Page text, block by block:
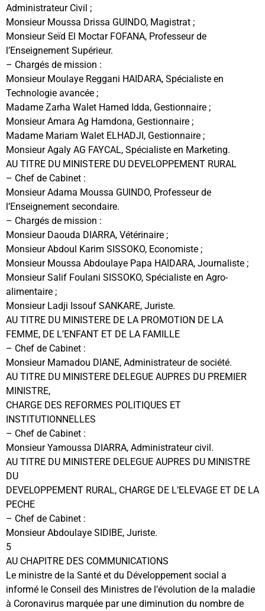
Administrateur Civil ;
Monsieur Moussa Drissa GUINDO, Magistrat ;
Monsieur Seïd El Moctar FOFANA, Professeur de
l’Enseignement Supérieur.
– Chargés de mission :
Monsieur Moulaye Reggani HAIDARA, Spécialiste en
Technologie avancée ;
Madame Zarha Walet Hamed Idda, Gestionnaire ;
Monsieur Amara Ag Hamdona, Gestionnaire ;
Madame Mariam Walet ELHADJI, Gestionnaire ;
Monsieur Agaly AG FAYCAL, Spécialiste en Marketing.
AU TITRE DU MINISTERE DU DEVELOPPEMENT RURAL
– Chef de Cabinet :
Monsieur Adama Moussa GUINDO, Professeur de
l’Enseignement secondaire.
– Chargés de mission :
Monsieur Daouda DIARRA, Vétérinaire ;
Monsieur Abdoul Karim SISSOKO, Economiste ;
Monsieur Moussa Abdoulaye Papa HAIDARA, Journaliste ;
Monsieur Salif Foulani SISSOKO, Spécialiste en Agro-
alimentaire ;
Monsieur Ladji Issouf SANKARE, Juriste.
AU TITRE DU MINISTERE DE LA PROMOTION DE LA
FEMME, DE L’ENFANT ET DE LA FAMILLE
– Chef de Cabinet :
Monsieur Mamadou DIANE, Administrateur de société.
AU TITRE DU MINISTERE DELEGUE AUPRES DU PREMIER
MINISTRE,
CHARGE DES REFORMES POLITIQUES ET
INSTITUTIONNELLES
– Chef de Cabinet :
Monsieur Yamoussa DIARRA, Administrateur civil.
AU TITRE DU MINISTERE DELEGUE AUPRES DU MINISTRE
DU
DEVELOPPEMENT RURAL, CHARGE DE L’ELEVAGE ET DE LA
PECHE
– Chef de Cabinet :
Monsieur Abdoulaye SIDIBE, Juriste.
5
AU CHAPITRE DES COMMUNICATIONS
Le ministre de la Santé et du Développement social a
informé le Conseil des Ministres de l’évolution de la maladie
à Coronavirus marquée par une diminution du nombre de